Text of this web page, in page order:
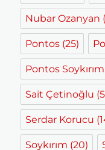
Nubar Ozanyan
Pontos (25)
Pontos
Sait Çetinoğlu
Serdar Korucu
Soykırım (20)